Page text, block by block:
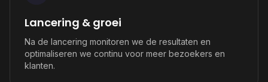
Lancering & groei
Na de lancering monitoren we de resultaten en
optimaliseren we continu voor meer bezoekers en
klanten.